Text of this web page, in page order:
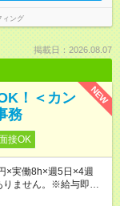
ィング
掲載日：2026.08.07
NEW
！＜カン
務
接OK
実働8h×週5日×4週
ません。※給与即受取